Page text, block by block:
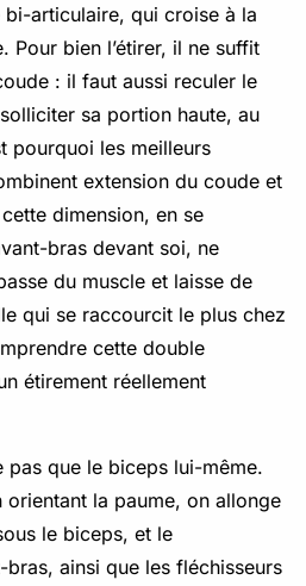
articulaire, qui croise à la
Pour bien l’étirer, il ne suffit
: il faut aussi reculer le
sa portion haute, au
pourquoi les meilleurs
extension du coude et
dimension, en se
bras devant soi, ne
du muscle et laisse de
qui se raccourcit le plus chez
cette double
étirement réellement
pas que le biceps lui-même.
orientant la paume, on allonge
le biceps, et le
bras, ainsi que les fléchisseurs